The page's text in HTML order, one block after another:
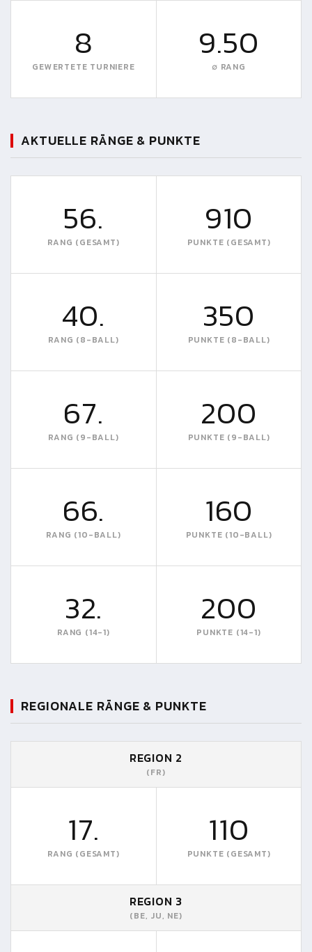
8
GEWERTETE TURNIERE
9.50
∅ RANG
AKTUELLE RÄNGE & PUNKTE
56.
RANG (GESAMT)
910
PUNKTE (GESAMT)
40.
RANG (8-BALL)
350
PUNKTE (8-BALL)
67.
RANG (9-BALL)
200
PUNKTE (9-BALL)
66.
RANG (10-BALL)
160
PUNKTE (10-BALL)
32.
RANG (14-1)
200
PUNKTE (14-1)
REGIONALE RÄNGE & PUNKTE
REGION 2
(FR)
17.
RANG (GESAMT)
110
PUNKTE (GESAMT)
REGION 3
(BE, JU, NE)